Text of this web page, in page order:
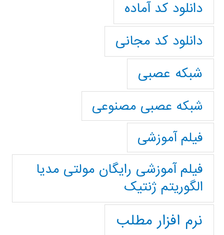
دانلود کد آماده
دانلود کد مجانی
شبکه عصبی
شبکه عصبی مصنوعی
فیلم آموزشی
فیلم آموزشی رایگان مولتی مدیا
الگوریتم ژنتیک
نرم افزار مطلب